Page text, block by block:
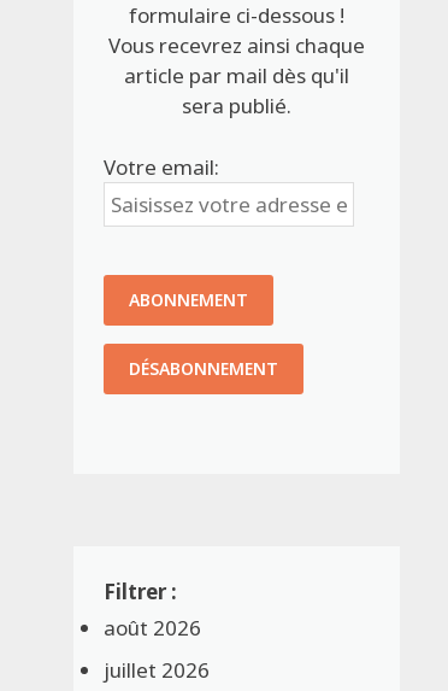
formulaire ci-dessous !
Vous recevrez ainsi chaque
article par mail dès qu'il
sera publié.
Votre email:
août 2026
juillet 2026